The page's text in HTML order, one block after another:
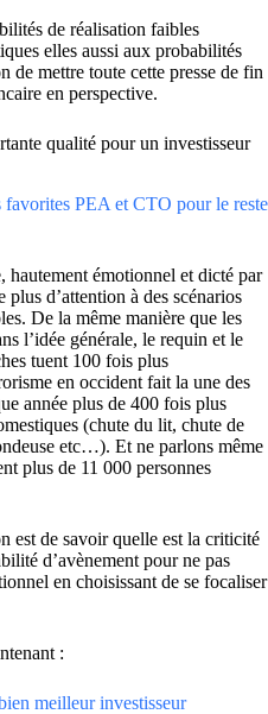
de réalisation faibles
elles aussi aux probabilités
mettre toute cette presse de fin
en perspective.
qualité pour un investisseur
favorites PEA et CTO pour le reste
émotionnel et dicté par
d’attention à des scénarios
De la même manière que les
l’idée générale, le requin et le
tuent 100 fois plus
en occident fait la une des
année plus de 400 fois plus
(chute du lit, chute de
etc…). Et ne parlons même
plus de 11 000 personnes
est de savoir quelle est la criticité
d’avènement pour ne pas
en choisissant de se focaliser
:
meilleur investisseur